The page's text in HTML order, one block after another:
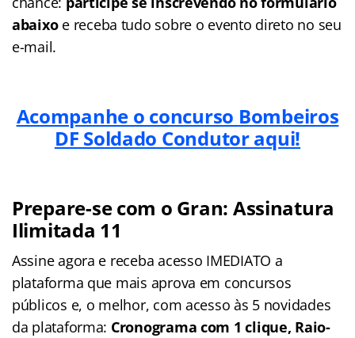
abaixoe receba tudo sobre o evento direto no seu
e-mail.
Acompanhe o concurso Bombeiros
DF Soldado Condutor aqui!
Prepare-se com o Gran: Assinatura
Ilimitada 11
Assine agora e receba acesso IMEDIATO a
plataforma que mais aprova em concursos
públicos e, o melhor, com acesso às 5 novidades
da plataforma: Cronograma com 1 clique, Raio-